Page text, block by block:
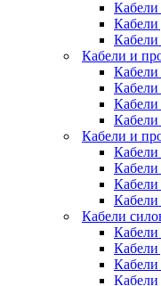
Кабели
Кабели
Кабели и
Кабели
Кабели
Кабели
Кабели и
Кабели
Кабели
Кабели